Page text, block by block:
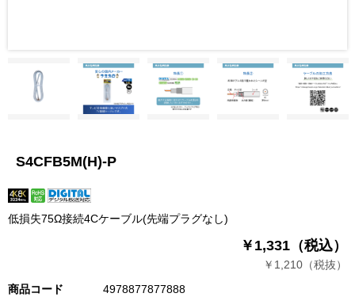
S4CFB5M(H)-P
低損失75Ω接続4Cケーブル(先端プラグなし)
￥1,331（税込）
￥1,210（税抜）
商品コード
4978877877888